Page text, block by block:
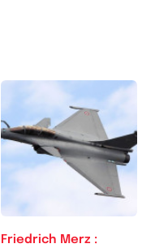
Friedrich Merz :